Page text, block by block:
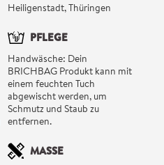
Heiligenstadt, Thüringen
PFLEGE
Handwäsche: Dein
BRICHBAG Produkt kann mit
einem feuchten Tuch
abgewischt werden, um
Schmutz und Staub zu
entfernen.
MASSE